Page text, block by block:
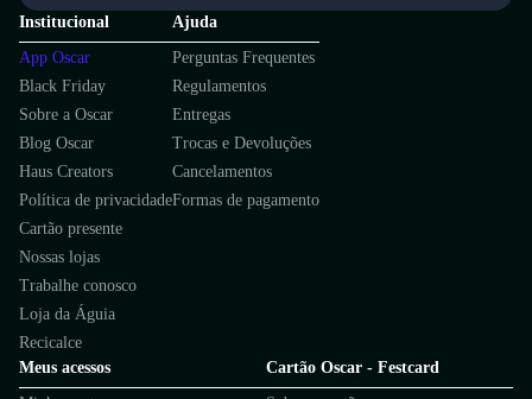
Institucional
App Oscar
Black Friday
Sobre a Oscar
Blog Oscar
Haus Creators
Política de privacidade
Cartão presente
Nossas lojas
Trabalhe conosco
Loja da Águia
Recicalce
Ajuda
Perguntas Frequentes
Regulamentos
Entregas
Trocas e Devoluções
Cancelamentos
Formas de pagamento
Meus acessos
Cartão Oscar - Festcard